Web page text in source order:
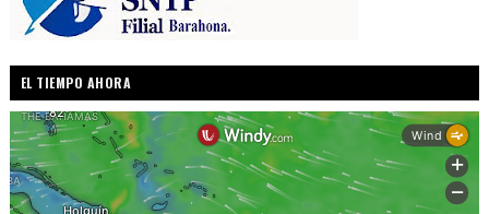
EL TIEMPO AHORA